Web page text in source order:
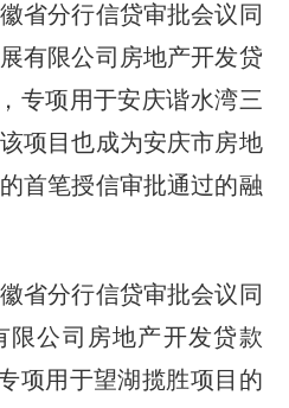
分行信贷审批会议同
有限公司房地产开发贷
专项用于安庆谐水湾三
项目也成为安庆市房地
首笔授信审批通过的融
分行信贷审批会议同
限公司房地产开发贷款
项用于望湖揽胜项目的